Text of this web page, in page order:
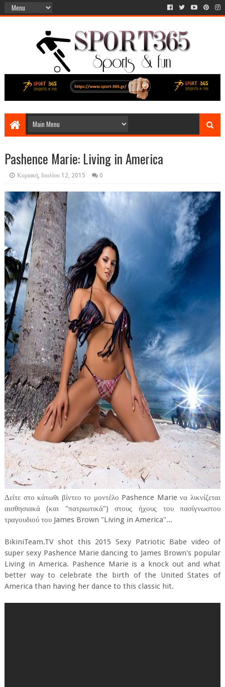
Pashence Marie: Living in America
Κυριακή, Ιουλίου 12, 2015 0
Δείτε στο κάτωθι βίντεο το μοντέλο Pashence Marie να λικνίζεται
αισθησιακά (και "πατριωτικά") στους ήχους του πασίγνωστου
τραγουδιού του James Brown "Living in America"...
BikiniTeam.TV shot this 2015 Sexy Patriotic Babe video of
super sexy Pashence Marie dancing to James Brown's popular
Living in America. Pashence Marie is a knock out and what
better way to celebrate the birth of the United States of
America than having her dance to this classic hit.